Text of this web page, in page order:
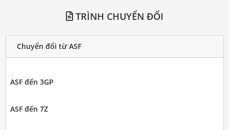
TRÌNH CHUYỂN ĐỔI
Chuyển đổi từ ASF
ASF đến 3GP
ASF đến 7Z